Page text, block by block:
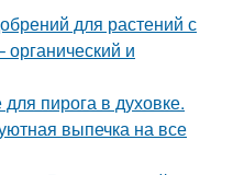
для растений с
и
пирога в духовке.
выпечка на все